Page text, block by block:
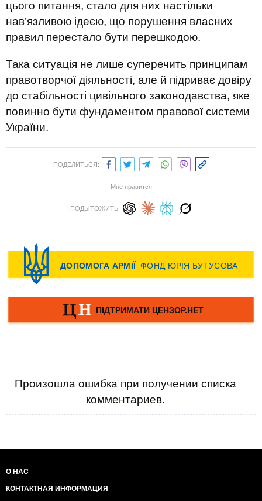
цього питання, стало для них настільки
нав’язливою ідеєю, що порушення власних
правил перестало бути перешкодою.
Така ситуація не лише суперечить принципам
правотворчої діяльності, але й підриває довіру
до стабільності цивільного законодавства, яке
повинно бути фундаментом правової системи
України.
ПОДЕЛИТЬСЯ:
Мне нравится
ПОДЫТОЖИТЬ:
Произошла ошибка при получении списка
комментариев.
О НАС
КОНТАКТНАЯ ИНФОРМАЦИЯ